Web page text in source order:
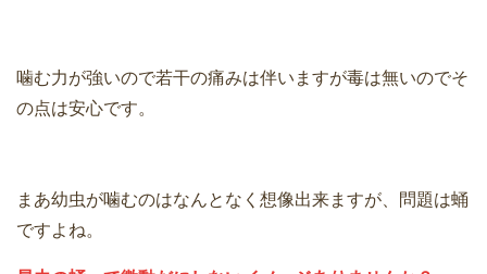
噛む力が強いので若干の痛みは伴いますが毒は無いのでそ
の点は安心です。
まあ幼虫が噛むのはなんとなく想像出来ますが、問題は蛹
ですよね。